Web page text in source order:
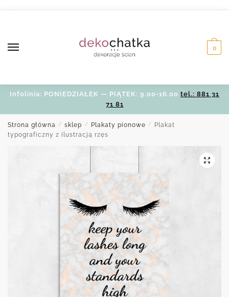
0
Infolinia: PONIEDZIAŁEK — PIĄTEK: 9.00-16.00 tel.: 881 31
71 81
Strona główna / sklep / Plakaty pionowe /
Plakat
typograficzny z ilustracją rzęs